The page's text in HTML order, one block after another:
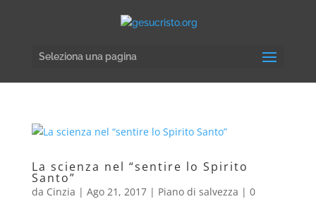
Seleziona una pagina
La scienza nel “sentire lo Spirito
Santo”
da Cinzia | Ago 21, 2017| Piano di salvezza | 0